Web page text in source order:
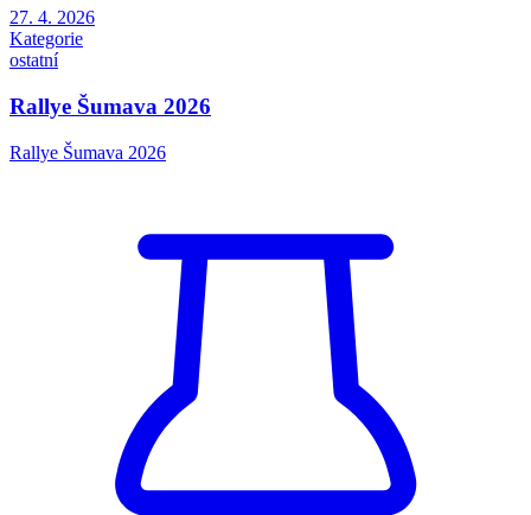
27. 4. 2026
Kategorie
ostatní
Rallye Šumava 2026
Rallye Šumava 2026